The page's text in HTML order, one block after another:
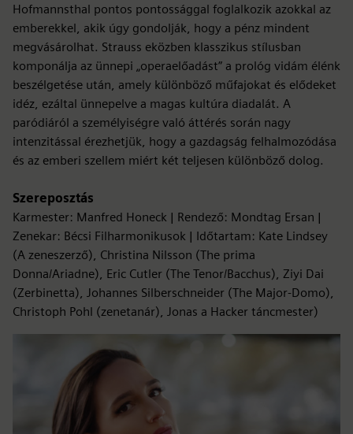
Hofmannsthal pontos pontossággal foglalkozik azokkal az
emberekkel, akik úgy gondolják, hogy a pénz mindent
megvásárolhat. Strauss eközben klasszikus stílusban
komponálja az ünnepi „operaelőadást” a prológ vidám élénk
beszélgetése után, amely különböző műfajokat és elődeket
idéz, ezáltal ünnepelve a magas kultúra diadalát. A
paródiáról a személyiségre való áttérés során nagy
intenzitással érezhetjük, hogy a gazdagság felhalmozódása
és az emberi szellem miért két teljesen különböző dolog.
Szereposztás
Karmester: Manfred Honeck | Rendező: Mondtag Ersan |
Zenekar: Bécsi Filharmonikusok | Időtartam: Kate Lindsey
(A zeneszerző), Christina Nilsson (The prima
Donna/Ariadne), Eric Cutler (The Tenor/Bacchus), Ziyi Dai
(Zerbinetta), Johannes Silberschneider (The Major-Domo),
Christoph Pohl (zenetanár), Jonas a Hacker táncmester)